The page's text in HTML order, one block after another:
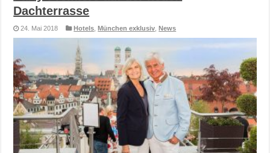
Dachterrasse
24. Mai 2018 Hotels ,München exklusiv ,News